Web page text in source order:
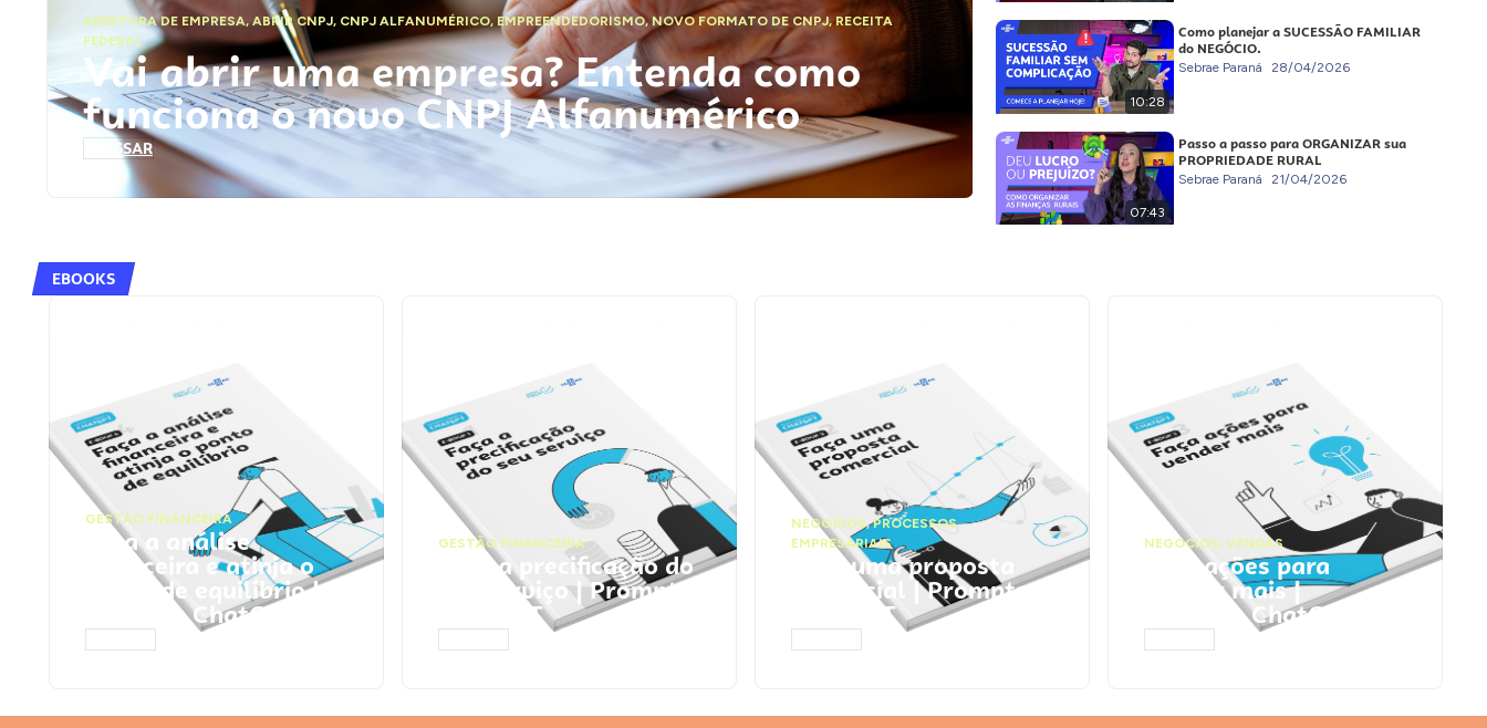
ABERTURA DE EMPRESA,ABRIR CNPJ, CNPJ ALFANUMÉRICO, EMPREENDEDORISMO,NOVO FORMATO DE CNPJ,RECEITA
FEDERAL
Vai abrir uma empresa? Entenda como
funciona o novo CNPJ Alfanumérico
ACESSAR
10:28
Como planejar a SUCESSÃO FAMILIAR
do NEGÓCIO.
Sebrae Paraná 28/04/2026
07:43
Passo a passo para ORGANIZAR sua
PROPRIEDADE RURAL
Sebrae Paraná 21/04/2026
EBOOKS
GESTÃO FINANCEIRA
Faça a análise
financeira e atinja o
ponto de equilíbrio |
Prompts ChatGPT
GESTÃO FINANCEIRA
Faça a precificação do
seu serviço | Prompts
ChatGPT
NEGÓCIOS,PROCESSOS
EMPRESARIAIS
Faça uma proposta
comercial | Prompts
ChatGPT
NEGÓCIOS, VENDAS
Faça ações para
vender mais |
Prompts ChatGPT